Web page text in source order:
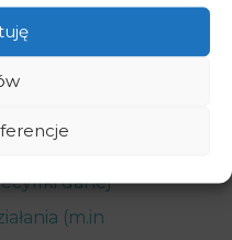
umów
pomoc w
danej
(m.in